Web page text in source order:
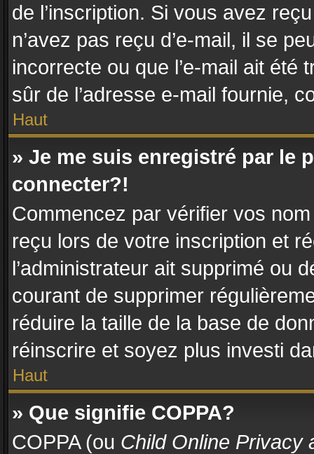
de l’inscription. Si vous avez
n’avez pas reçu d’e-mail, il se
incorrecte ou que l’e-mail ait
sûr de l’adresse e-mail fournie,
Haut
» Je me suis enregistré par le
connecter?!
Commencez par vérifier vos
reçu lors de votre inscription et
l’administrateur ait supprimé ou
courant de supprimer
réduire la taille de la base de
réinscrire et soyez plus investi
Haut
» Que signifie COPPA?
COPPA (ou Child Online Privacy